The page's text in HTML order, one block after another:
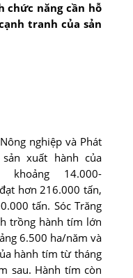
chức năng cần hỗ
tranh của sản
nghiệp và Phát
sản xuất hành của
14.000-
hơn 216.000 tấn,
tấn. Sóc Trăng
trồng hành tím lớn
6.500 ha/năm và
hành tím từ tháng
sau. Hành tím còn